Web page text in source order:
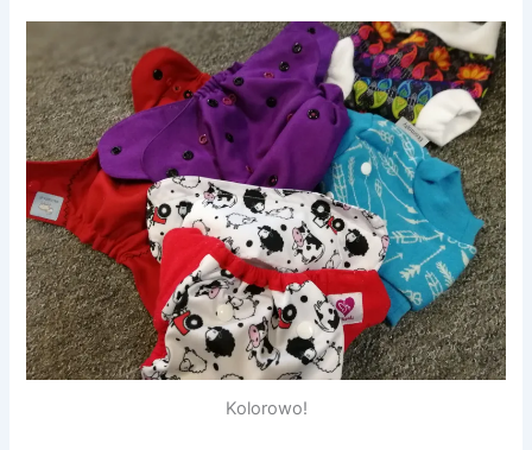
Kolorowo!